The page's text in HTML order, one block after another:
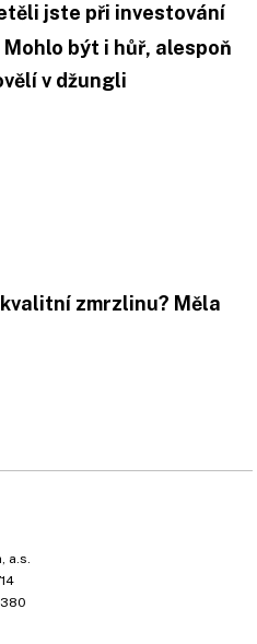
jste při investování
být i hůř, alespoň
v džungli
zmrzlinu? Měla
a.s.